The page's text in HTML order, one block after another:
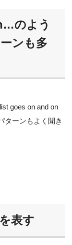
のよう
ンも多
goes on and on
ターンもよく聞き
表す